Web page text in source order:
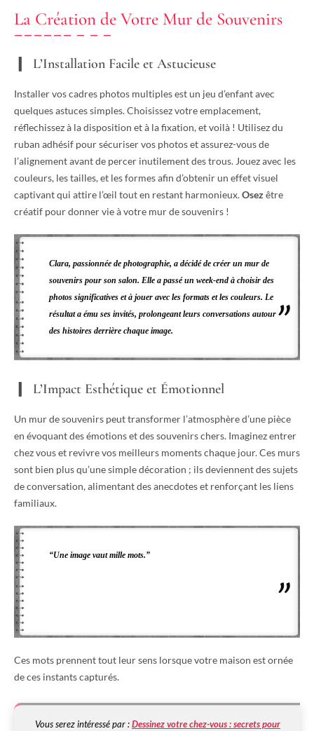
La Création de Votre Mur de Souvenirs
L’Installation Facile et Astucieuse
Installer vos cadres photos multiples est un jeu d’enfant avec
quelques astuces simples. Choisissez votre emplacement,
réflechissez à la disposition et à la fixation, et voilà ! Utilisez du
ruban adhésif pour sécuriser vos photos et assurez-vous de
l’alignement avant de percer inutilement des trous. Jouez avec les
couleurs, les tailles, et les formes afin d’obtenir un effet visuel
captivant qui attire l’œil tout en restant harmonieux.Osez être
créatif pour donner vie à votre mur de souvenirs !
Clara, passionnée de photographie, a décidé de créer un mur de
souvenirs pour son salon. Elle a passé un week-end à choisir des
photos significatives et à jouer avec les formats et les couleurs. Le
résultat a ému ses invités, prolongeant leurs conversations autour
des histoires derrière chaque image.
L’Impact Esthétique et Émotionnel
Un mur de souvenirs peut transformer l’atmosphère d’une pièce
en évoquant des émotions et des souvenirs chers. Imaginez entrer
chez vous et revivre vos meilleurs moments chaque jour. Ces murs
sont bien plus qu’une simple décoration ; ils deviennent des sujets
de conversation, alimentant des anecdotes et renforçant les liens
familiaux.
“Une image vaut mille mots.”
Ces mots prennent tout leur sens lorsque votre maison est ornée
de ces instants capturés.
Vous serez intéressé par :Dessinez votre chez-vous : secrets pour